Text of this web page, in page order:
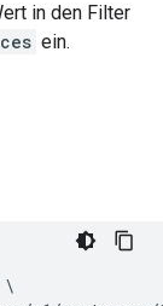
in den Filter
ein.